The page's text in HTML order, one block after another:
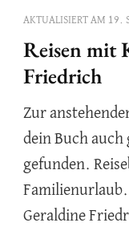
AKTUALISIERT AM 19.
Reisen mit
Friedrich
Zur
dein Buch auch
gefunden.
Geraldine